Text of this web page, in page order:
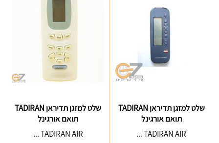
שלט למזגן תדיראן TADIRAN
תואם אורגינל
TADIRAN AIR ...
שלט למזגן תדיראן TADIRAN
תואם אורגינל
TADIRAN AIR ...